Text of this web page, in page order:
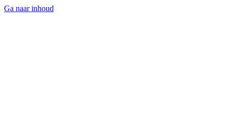
Ga naar inhoud